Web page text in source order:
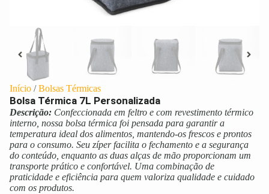
Início /Bolsas Térmicas
Bolsa Térmica 7L Personalizada
Descrição: Confeccionada em feltro e com revestimento térmico
interno, nossa bolsa térmica foi pensada para garantir a
temperatura ideal dos alimentos, mantendo-os frescos e prontos
para o consumo. Seu zíper facilita o fechamento e a segurança
do conteúdo, enquanto as duas alças de mão proporcionam um
transporte prático e confortável. Uma combinação de
praticidade e eficiência para quem valoriza qualidade e cuidado
com os produtos.